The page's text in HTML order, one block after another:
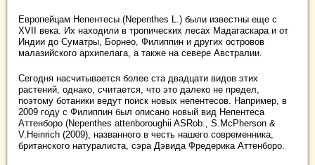
Европейцам Непентесы (Nepenthes L.) были известны еще с
XVII века. Их находили в тропических лесах Мадагаскара и от
Индии до Суматры, Борнео, Филиппин и других островов
малазийского архипелага, а также на севере Австралии.
Сегодня насчитывается более ста двадцати видов этих
растений, однако, считается, что это далеко не предел,
поэтому ботаники ведут поиск новых непентесов. Например, в
2009 году с Филиппин был описано новый вид Непентеса
Аттенборо (Nepenthes attenboroughii ASRob., S.McPherson &
V.Heinrich (2009), названного в честь нашего современника,
британского натуралиста, сэра Дэвида Фредерика Аттенборо.